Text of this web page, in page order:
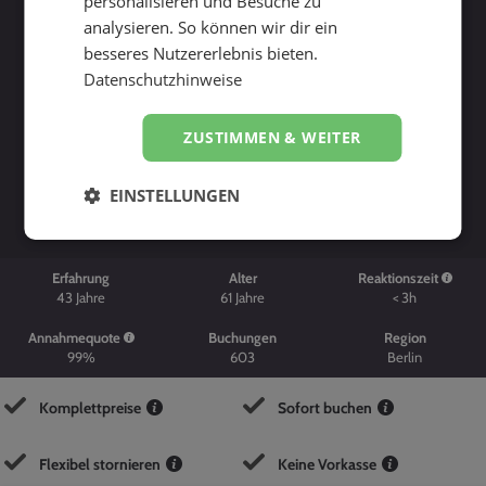
Suche starten
Erfahrung
43 Jahre
Alter
61 Jahre
Reaktionszeit
< 3h
Annahmequote
99%
Buchungen
603
Region
Berlin
Komplettpreise Sofort buchen
Flexibel stornieren Keine Vorkasse
analysieren. So können wir dir ein
besseres Nutzererlebnis bieten.
Datenschutzhinweise
ZUSTIMMEN & WEITER
EINSTELLUNGEN